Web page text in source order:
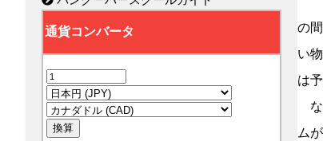
の
い
は
な
ム